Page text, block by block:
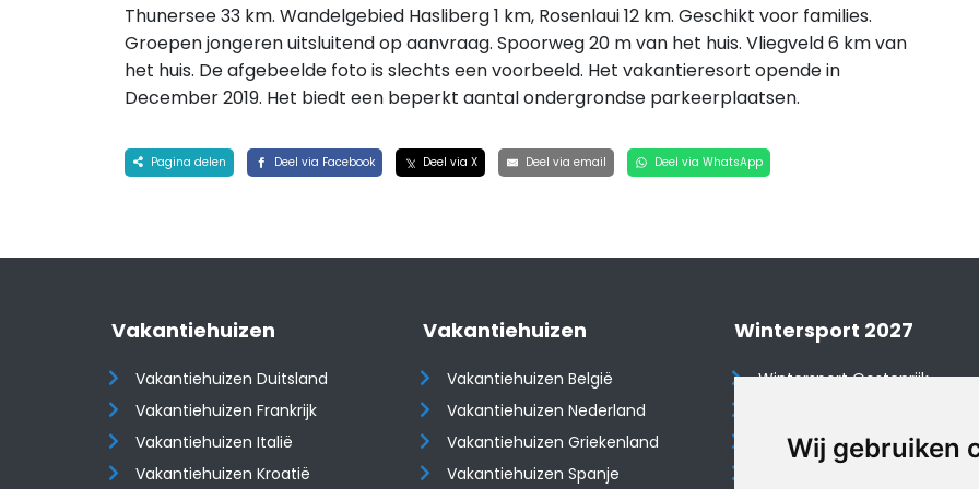
Wij gebruiken
Thunersee 33 km. Wandelgebied Hasliberg 1 km, Rosenlaui 12 km. Geschikt voor families.
Groepen jongeren uitsluitend op aanvraag. Spoorweg 20 m van het huis. Vliegveld 6 km van
het huis. De afgebeelde foto is slechts een voorbeeld. Het vakantieresort opende in
December 2019. Het biedt een beperkt aantal ondergrondse parkeerplaatsen.
Pagina delen Deel via Facebook Deel via X Deel via email Deel via WhatsApp
Vakantiehuizen
Vakantiehuizen Duitsland
Vakantiehuizen Frankrijk
Vakantiehuizen Italië
Vakantiehuizen Kroatië
Vakantiehuizen
Vakantiehuizen België
Vakantiehuizen Nederland
Vakantiehuizen Griekenland
Vakantiehuizen Spanje
Wintersport 2027
Wintersport Oostenrijk
Wintersport Tsjechië